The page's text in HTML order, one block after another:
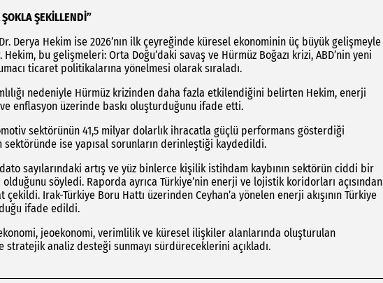
ŞEKİLLENDİ”
Dr. Derya Hekim ise 2026’nın ilk çeyreğinde küresel ekonominin üç büyük gelişmeyle
bu gelişmeleri: Orta Doğu’daki savaş ve Hürmüz Boğazı krizi, ABD’nin yeni
ticaret politikalarına yönelmesi olarak sıraladı.
nedeniyle Hürmüz krizinden daha fazla etkilendiğini belirten Hekim, enerji
enflasyon üzerinde baskı oluşturduğunu ifade etti.
sektörünün 41,5 milyar dolarlık ihracatla güçlü performans gösterdiği
ise yapısal sorunların derinleştiği kaydedildi.
sayılarındaki artış ve yüz binlerce kişilik istihdam kaybının sektörün ciddi bir
olduğunu söyledi. Raporda ayrıca Türkiye’nin enerji ve lojistik koridorları açısından
Irak-Türkiye Boru Hattı üzerinden Ceyhan’a yönelen enerji akışının Türkiye
ifade edildi.
jeoekonomi, verimlilik ve küresel ilişkiler alanlarında oluşturulan
analiz desteği sunmayı sürdüreceklerini açıkladı.